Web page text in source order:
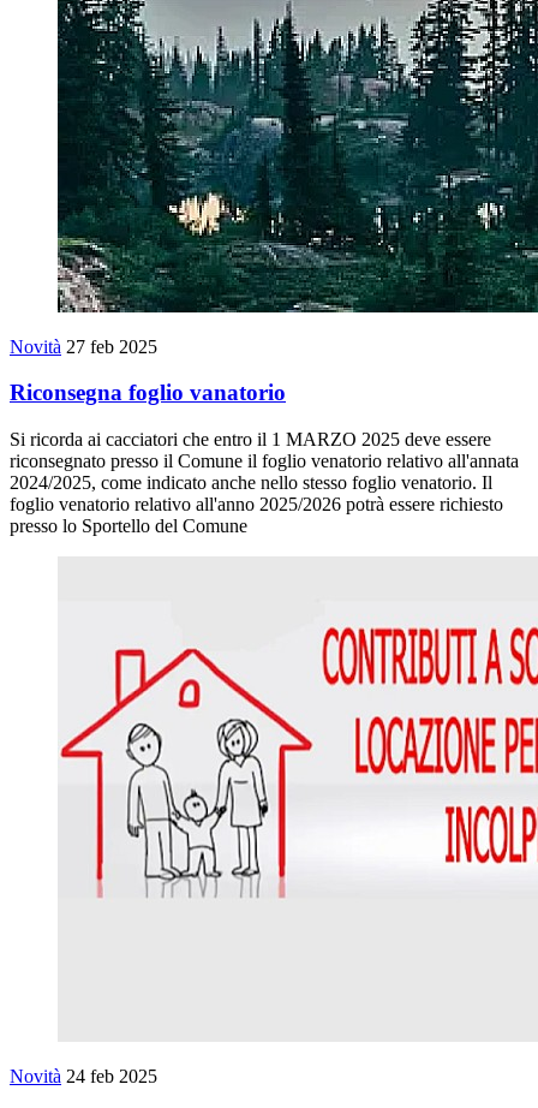
Novità 27 feb 2025
Riconsegna foglio vanatorio
Si ricorda ai cacciatori che entro il 1 MARZO 2025 deve essere
riconsegnato presso il Comune il foglio venatorio relativo all'annata
2024/2025, come indicato anche nello stesso foglio venatorio. Il
foglio venatorio relativo all'anno 2025/2026 potrà essere richiesto
presso lo Sportello del Comune
Novità 24 feb 2025